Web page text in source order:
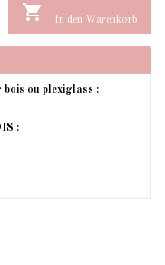
 In den Warenkorb
ou plexiglass :
: